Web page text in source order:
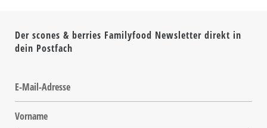
Der scones & berries Familyfood Newsletter direkt in
dein Postfach